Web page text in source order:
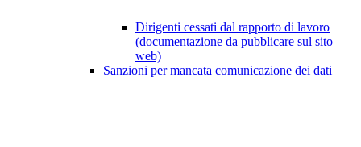
Dirigenti cessati dal rapporto di lavoro
(documentazione da pubblicare sul sito
web)
Sanzioni per mancata comunicazione dei dati